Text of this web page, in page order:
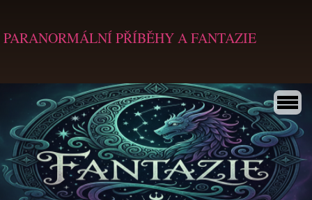
PARANORMÁLNÍ PŘÍBĚHY A FANTAZIE